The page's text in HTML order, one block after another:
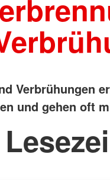
Verbrühungen
und gehen oft